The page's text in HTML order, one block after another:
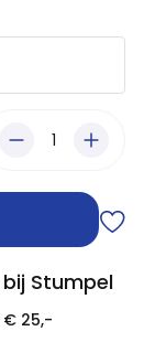
Stumpel
€ 25,-